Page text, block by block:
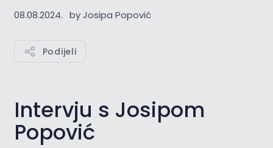
08.08.2024. by Josipa Popović
Podijeli
Intervju s Josipom
Popović